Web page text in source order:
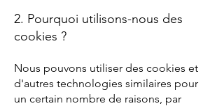
2. Pourquoi utilisons-nous des
cookies ?
Nous pouvons utiliser des cookies et
d'autres technologies similaires pour
un certain nombre de raisons, par